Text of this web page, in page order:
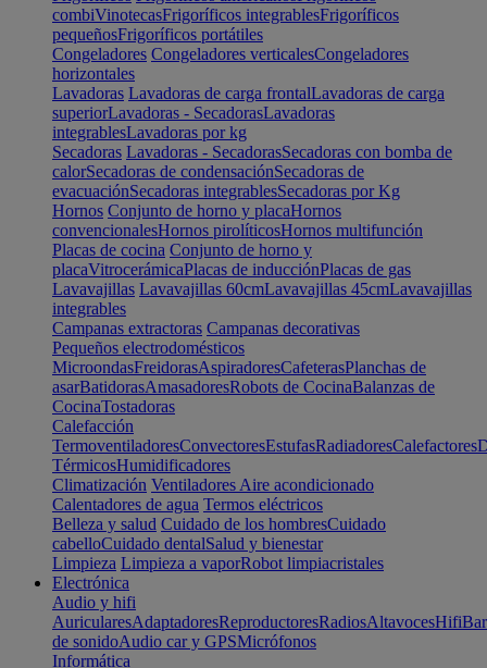
combiVinotecasFrigoríficos integrablesFrigoríficos
pequeñosFrigoríficos portátiles
Congeladores Congeladores verticalesCongeladores
horizontales
Lavadoras Lavadoras de carga frontalLavadoras de carga
superiorLavadoras - SecadorasLavadoras
integrablesLavadoras por kg
Secadoras Lavadoras - SecadorasSecadoras con bomba de
calorSecadoras de condensaciónSecadoras de
evacuaciónSecadoras integrablesSecadoras por Kg
Hornos Conjunto de horno y placaHornos
convencionalesHornos pirolíticosHornos multifunción
Placas de cocina Conjunto de horno y
placaVitrocerámicaPlacas de inducciónPlacas de gas
Lavavajillas Lavavajillas 60cmLavavajillas 45cmLavavajillas
integrables
Campanas extractoras Campanas decorativas
Pequeños electrodomésticos
MicroondasFreidorasAspiradoresCafeterasPlanchas de
asarBatidorasAmasadoresRobots de CocinaBalanzas de
CocinaTostadoras
Calefacción
TermoventiladoresConvectoresEstufasRadiadoresCalefactores
TérmicosHumidificadores
Climatización Ventiladores Aire acondicionado
Calentadores de agua Termos eléctricos
Belleza y salud Cuidado de los hombresCuidado
cabelloCuidado dentalSalud y bienestar
Limpieza Limpieza a vaporRobot limpiacristales
Electrónica
Audio y hifi
AuricularesAdaptadoresReproductoresRadiosAltavocesHifi
de sonidoAudio car y GPSMicrófonos
Informática